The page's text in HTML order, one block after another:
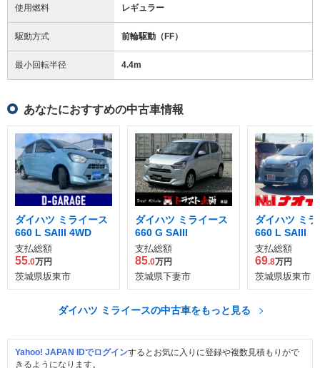
使用燃料 レギュラー
駆動方式 前輪駆動（FF）
最小回転半径 4.4m
あなたにおすすめの中古車情報
ダイハツ ミライース
660 L SAIII 4WD
支払総額
55.0万円
茨城県坂東市
ダイハツ ミライース
660 G SAIII
支払総額
85.0万円
茨城県下妻市
ダイハツ ミ
660 L SAIII
支払総額
69.8万円
茨城県坂東市
ダイハツ ミライースの中古車をもっと見る
Yahoo! JAPAN IDでログインするとお気に入りに登録や複数見積もりがで
きるようになります。